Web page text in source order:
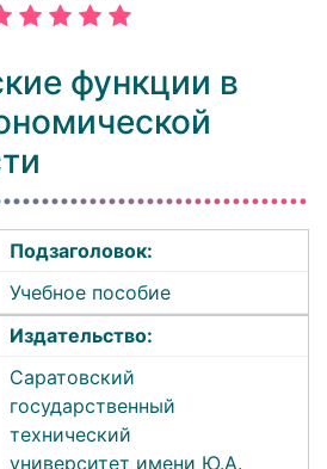
функции в
Подзаголовок:
Учебное пособие
Издательство:
Саратовский
государственный
технический
университет имени Ю.А.